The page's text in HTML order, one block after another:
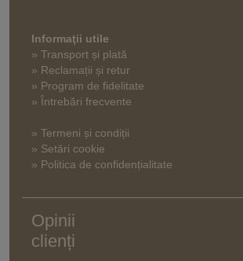
Informaţii utile
» Transport și plată
» Reclamații și retur
» Program de fidelitate
» Întrebări frecvente
» Termeni și condiții
» Setări cookie
» Politica de confidențialitate
Opinii
clienți